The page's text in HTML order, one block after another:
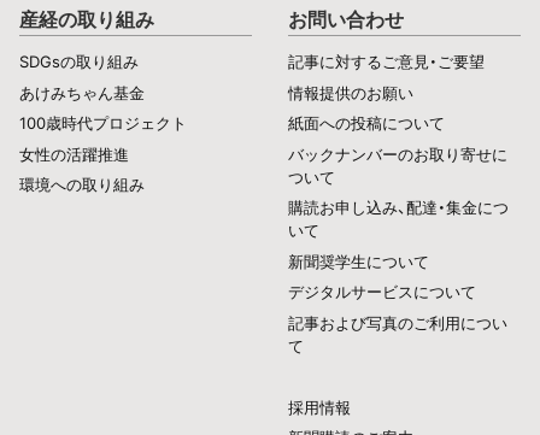
産経の取り組み
SDGsの取り組み
あけみちゃん基金
100歳時代プロジェクト
女性の活躍推進
環境への取り組み
お問い合わせ
記事に対するご意見・ご要望
情報提供のお願い
紙面への投稿について
バックナンバーのお取り寄せに
ついて
購読お申し込み、配達・集金につ
いて
新聞奨学生について
デジタルサービスについて
記事および写真のご利用につい
て
採用情報